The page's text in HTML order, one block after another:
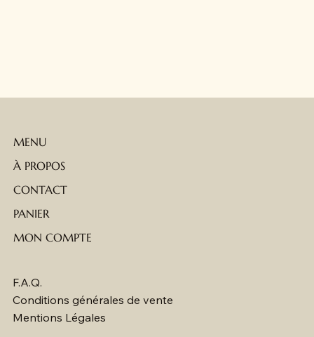
MENU
À PROPOS
CONTACT
PANIER
MON COMPTE
F.A.Q.
Conditions générales de vente
Mentions Légales